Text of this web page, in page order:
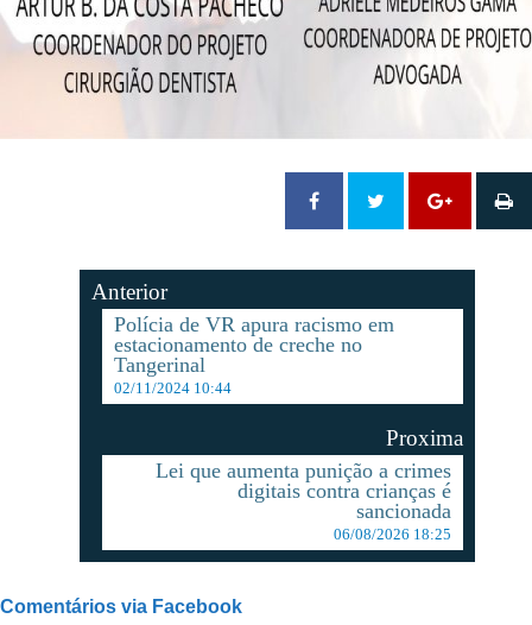
Anterior
Polícia de VR apura racismo em
estacionamento de creche no
Tangerinal
02/11/2024 10:44
Proxima
Lei que aumenta punição a crimes
digitais contra crianças é
sancionada
06/08/2026 18:25
Comentários via Facebook